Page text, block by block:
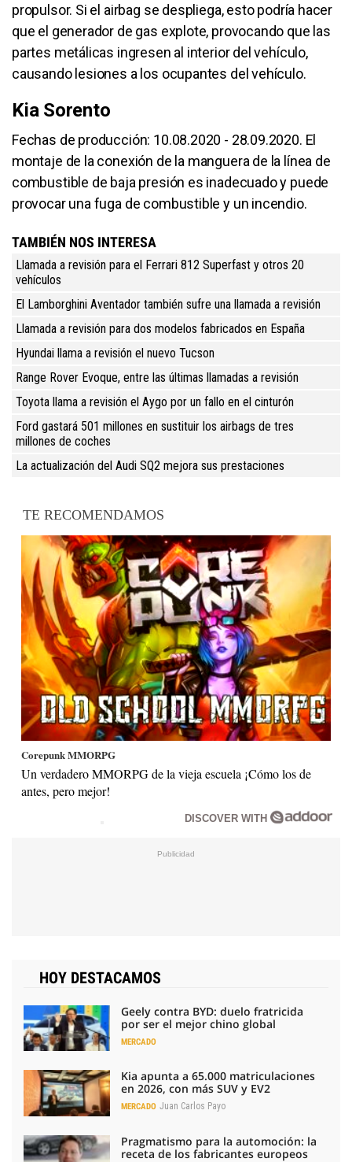
propulsor. Si el airbag se despliega, esto podría hacer
que el generador de gas explote, provocando que las
partes metálicas ingresen al interior del vehículo,
causando lesiones a los ocupantes del vehículo.
Kia Sorento
Fechas de producción: 10.08.2020 - 28.09.2020. El
montaje de la conexión de la manguera de la línea de
combustible de baja presión es inadecuado y puede
provocar una fuga de combustible y un incendio.
TAMBIÉN NOS INTERESA
Llamada a revisión para el Ferrari 812 Superfast y otros 20
vehículos
El Lamborghini Aventador también sufre una llamada a revisión
Llamada a revisión para dos modelos fabricados en España
Hyundai llama a revisión el nuevo Tucson
Range Rover Evoque, entre las últimas llamadas a revisión
Toyota llama a revisión el Aygo por un fallo en el cinturón
Ford gastará 501 millones en sustituir los airbags de tres
millones de coches
La actualización del Audi SQ2 mejora sus prestaciones
TE RECOMENDAMOS
Corepunk MMORPG
Un verdadero MMORPG de la vieja escuela ¡Cómo los de
antes, pero mejor!
DISCOVER WITH
HOY DESTACAMOS
Geely contra BYD: duelo fratricida
por ser el mejor chino global
MERCADO
Kia apunta a 65.000 matriculaciones
en 2026, con más SUV y EV2
MERCADO Juan Carlos Payo
Pragmatismo para la automoción: la
receta de los fabricantes europeos